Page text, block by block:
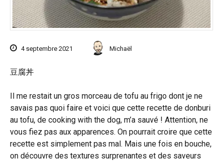
4 septembre 2021 Michaël
豆腐丼
Il me restait un gros morceau de tofu au frigo dont je ne
savais pas quoi faire et voici que cette recette de donburi
au tofu, de cooking with the dog, m’a sauvé ! Attention, ne
vous fiez pas aux apparences. On pourrait croire que cette
recette est simplement pas mal. Mais une fois en bouche,
on découvre des textures surprenantes et des saveurs